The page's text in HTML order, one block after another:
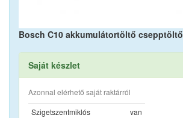
Bosch C10 akkumulátortöltő
Saját készlet
Azonnal elérhető saját raktárról
Szigetszentmiklós
van